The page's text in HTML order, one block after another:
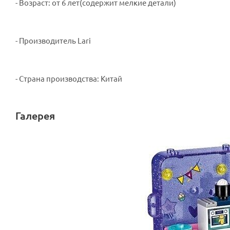
- Возраст: от 6 лет(содержит мелкие детали)
- Производитель Lari
- Страна производства: Китай
Галерея